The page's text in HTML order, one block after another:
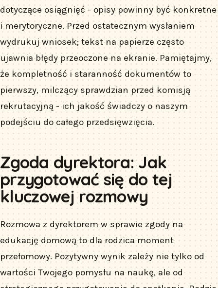
dotyczące osiągnięć - opisy powinny być konkretne
i merytoryczne. Przed ostatecznym wysłaniem
wydrukuj wniosek; tekst na papierze często
ujawnia błędy przeoczone na ekranie. Pamiętajmy,
że kompletność i staranność dokumentów to
pierwszy, milczący sprawdzian przed komisją
rekrutacyjną - ich jakość świadczy o naszym
podejściu do całego przedsięwzięcia.
Zgoda dyrektora: Jak
przygotować się do tej
kluczowej rozmowy
Rozmowa z dyrektorem w sprawie zgody na
edukację domową to dla rodzica moment
przełomowy. Pozytywny wynik zależy nie tylko od
wartości Twojego pomysłu na naukę, ale od